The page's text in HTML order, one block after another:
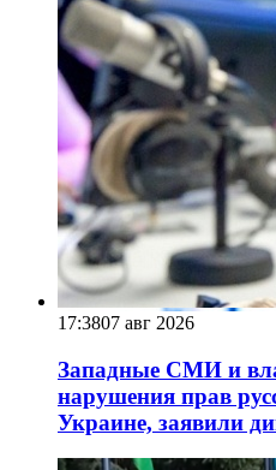
17:3807 авг 2026
Западные СМИ и
нарушения прав
Украине, заявили